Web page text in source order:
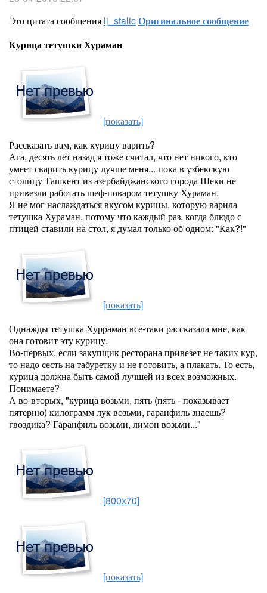
Это цитата сообщения lj_stalicОригинальное сообщение
Курица тетушки Хураман
[показать]
Рассказать вам, как курицу варить?
Ага, десять лет назад я тоже считал, что нет никого, кто
умеет сварить курицу лучше меня... пока в узбекскую
столицу Ташкент из азербайджанского города Шеки не
привезли работать шеф-поваром тетушку Хураман.
Я не мог наслаждаться вкусом курицы, которую варила
тетушка Хураман, потому что каждый раз, когда блюдо с
птицей ставили на стол, я думал только об одном: "Как?!"
[показать]
Однажды тетушка Хурраман все-таки рассказала мне, как
она готовит эту курицу.
Во-первых, если закупщик ресторана привезет не таких кур,
то надо сесть на табуретку и не готовить, а плакать. То есть,
курица должна быть самой лучшей из всех возможных.
Понимаете?
А во-вторых, "курица возьми, пять (пять - показывает
пятерню) килограмм лук возьми, гаранфиль знаешь?
гвоздика? Гаранфиль возьми, лимон возьми..."
[800x70]
[показать]